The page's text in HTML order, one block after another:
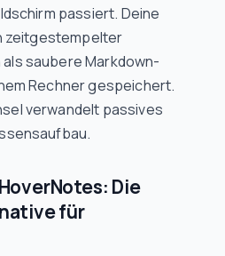
passiert. Deine
zeitgestempelter
saubere Markdown-
Rechner gespeichert.
verwandelt passives
Die
für